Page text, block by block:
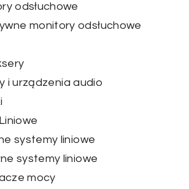
odsłuchowe
monitory odsłuchowe
i urządzenia audio
systemy liniowe
systemy liniowe
mocy